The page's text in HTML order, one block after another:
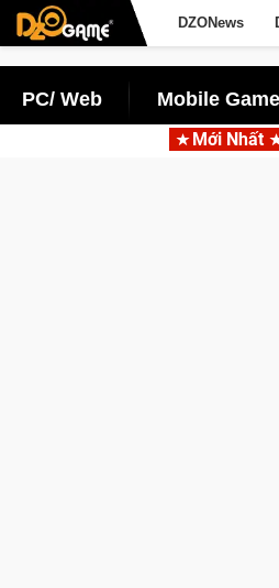
DZONews
PC/ Web Mobile Game
Mới Nhất
Garena hợp